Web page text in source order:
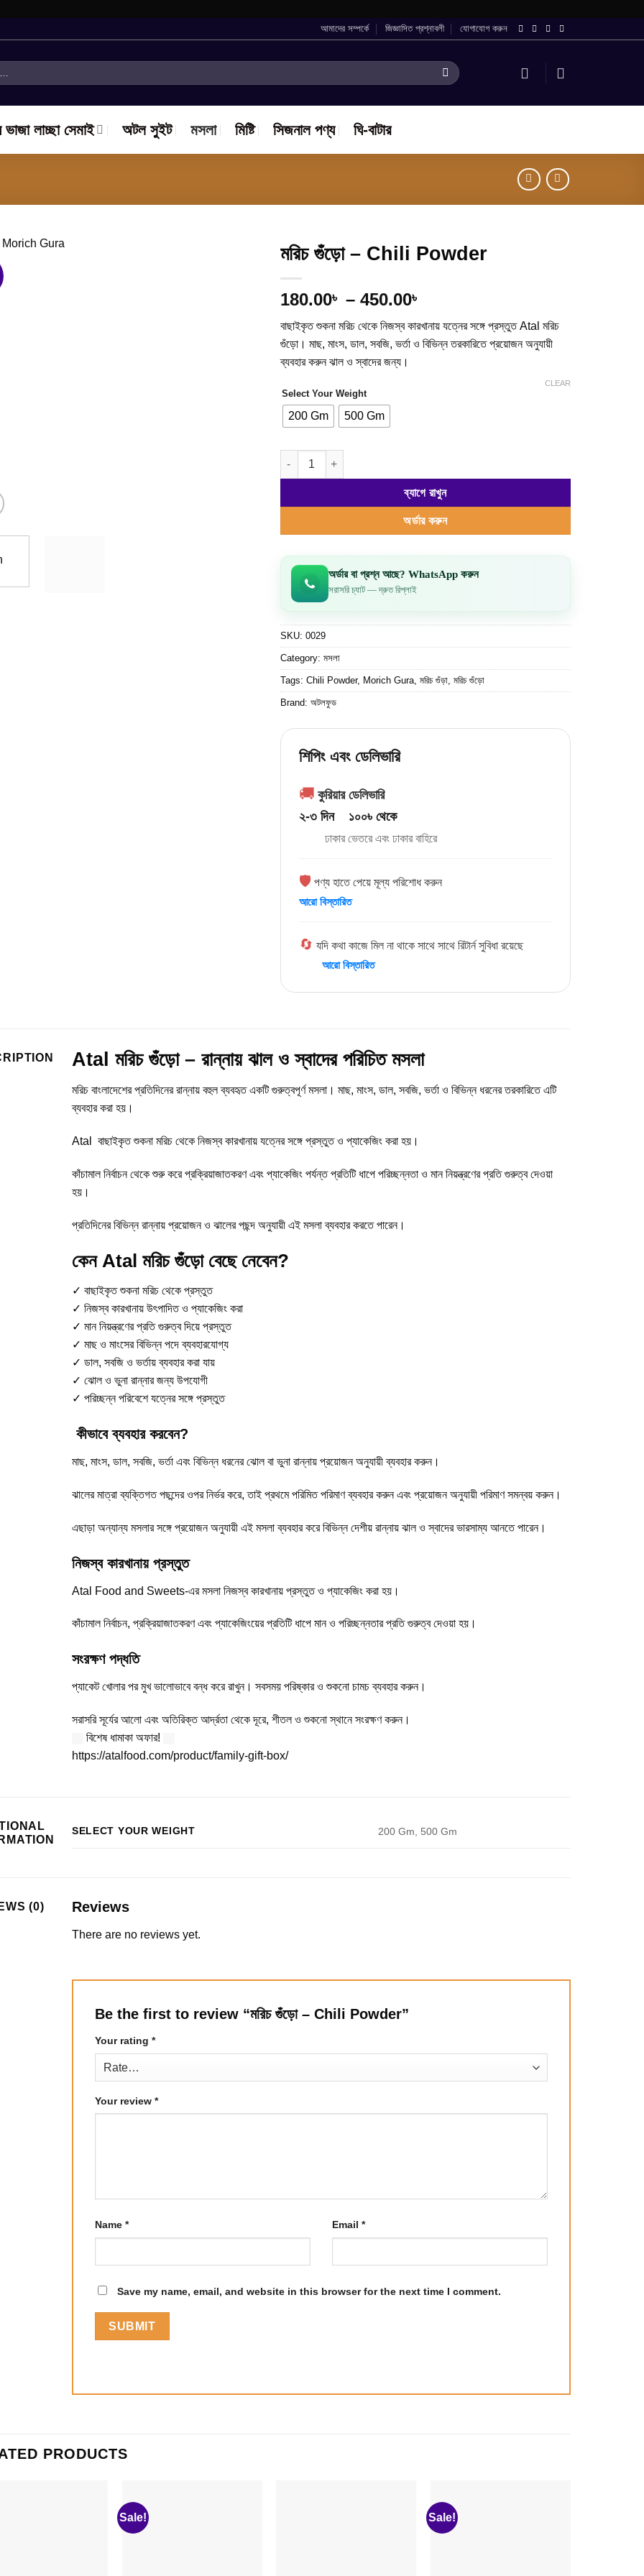
আমাদের সম্পর্কে জিজ্ঞাসিত প্রশ্নাবলী যোগাযোগ করুন
ভাজা লাচ্ছা সেমাই অটল সুইট মসলা মিষ্টি সিজনাল পণ্য ঘি-বাটার
মরিচ গুঁড়ো – Chili Powder
180.00৳ – 450.00৳
180.00৳
through
বাছাইকৃত শুকনা মরিচ থেকে নিজস্ব কারখানায় যত্নের সঙ্গে প্রস্তুত Atal মরিচ
গুঁড়ো। মাছ, মাংস, ডাল, সবজি, ভর্তা ও বিভিন্ন তরকারিতে প্রয়োজন অনুযায়ী
ব্যবহার করুন ঝাল ও স্বাদের জন্য।
Select Your Weight
200 Gm 500 Gm
CLEAR
মরিচ গুঁড়ো – Chili Powder quantity
ব্যাগে রাখুন
অর্ডার করুন
অর্ডার বা প্রশ্ন আছে? WhatsApp করুন
সরাসরি চ্যাট — দ্রুত রিপ্লাই
SKU: 0029
Category: মসলা
Tags: Chili Powder, Morich Gura, মরিচ গুঁড়া, মরিচ গুঁড়ো
Brand: অটলফুড
শিপিং এবং ডেলিভারি
🚚 কুরিয়ার ডেলিভারি
২-৩ দিন ১০০৳ থেকে
ঢাকার ভেতরে এবং ঢাকার বাহিরে
🛡️ পণ্য হাতে পেয়ে মূল্য পরিশোধ করুন
আরো বিস্তারিত
🔄 যদি কথা কাজে মিল না থাকে সাথে সাথে রিটার্ন সুবিধা রয়েছে
আরো বিস্তারিত
Atal মরিচ গুঁড়ো – রান্নায় ঝাল ও স্বাদের পরিচিত মসলা
মরিচ বাংলাদেশের প্রতিদিনের রান্নায় বহুল ব্যবহৃত একটি গুরুত্বপূর্ণ মসলা। মাছ, মাংস, ডাল, সবজি, ভর্তা ও বিভিন্ন ধরনের তরকারিতে এটি
ব্যবহার করা হয়।
Atal বাছাইকৃত শুকনা মরিচ থেকে নিজস্ব কারখানায় যত্নের সঙ্গে প্রস্তুত ও প্যাকেজিং করা হয়।
কাঁচামাল নির্বাচন থেকে শুরু করে প্রক্রিয়াজাতকরণ এবং প্যাকেজিং পর্যন্ত প্রতিটি ধাপে পরিচ্ছন্নতা ও মান নিয়ন্ত্রণের প্রতি গুরুত্ব দেওয়া
হয়।
প্রতিদিনের বিভিন্ন রান্নায় প্রয়োজন ও ঝালের পছন্দ অনুযায়ী এই মসলা ব্যবহার করতে পারেন।
কেন Atal মরিচ গুঁড়ো বেছে নেবেন?
✓ বাছাইকৃত শুকনা মরিচ থেকে প্রস্তুত
✓ নিজস্ব কারখানায় উৎপাদিত ও প্যাকেজিং করা
✓ মান নিয়ন্ত্রণের প্রতি গুরুত্ব দিয়ে প্রস্তুত
✓ মাছ ও মাংসের বিভিন্ন পদে ব্যবহারযোগ্য
✓ ডাল, সবজি ও ভর্তায় ব্যবহার করা যায়
✓ ঝোল ও ভুনা রান্নার জন্য উপযোগী
✓ পরিচ্ছন্ন পরিবেশে যত্নের সঙ্গে প্রস্তুত
কীভাবে ব্যবহার করবেন?
মাছ, মাংস, ডাল, সবজি, ভর্তা এবং বিভিন্ন ধরনের ঝোল বা ভুনা রান্নায় প্রয়োজন অনুযায়ী ব্যবহার করুন।
ঝালের মাত্রা ব্যক্তিগত পছন্দের ওপর নির্ভর করে, তাই প্রথমে পরিমিত পরিমাণ ব্যবহার করুন এবং প্রয়োজন অনুযায়ী পরিমাণ সমন্বয় করুন।
এছাড়া অন্যান্য মসলার সঙ্গে প্রয়োজন অনুযায়ী এই মসলা ব্যবহার করে বিভিন্ন দেশীয় রান্নায় ঝাল ও স্বাদের ভারসাম্য আনতে পারেন।
নিজস্ব কারখানায় প্রস্তুত
Atal Food and Sweets-এর মসলা নিজস্ব কারখানায় প্রস্তুত ও প্যাকেজিং করা হয়।
কাঁচামাল নির্বাচন, প্রক্রিয়াজাতকরণ এবং প্যাকেজিংয়ের প্রতিটি ধাপে মান ও পরিচ্ছন্নতার প্রতি গুরুত্ব দেওয়া হয়।
সংরক্ষণ পদ্ধতি
প্যাকেট খোলার পর মুখ ভালোভাবে বন্ধ করে রাখুন। সবসময় পরিষ্কার ও শুকনো চামচ ব্যবহার করুন।
সরাসরি সূর্যের আলো এবং অতিরিক্ত আর্দ্রতা থেকে দূরে, শীতল ও শুকনো স্থানে সংরক্ষণ করুন।
বিশেষ ধামাকা অফার!
https://atalfood.com/product/family-gift-box/
SELECT YOUR WEIGHT 200 Gm, 500 Gm
(0) Reviews
There are no reviews yet.
Be the first to review “মরিচ গুঁড়ো – Chili Powder”
Your rating *
Your review *
Name * Email *
Save my name, email, and website in this browser for the next time I comment.
PRODUCTS
Sale! Sale!